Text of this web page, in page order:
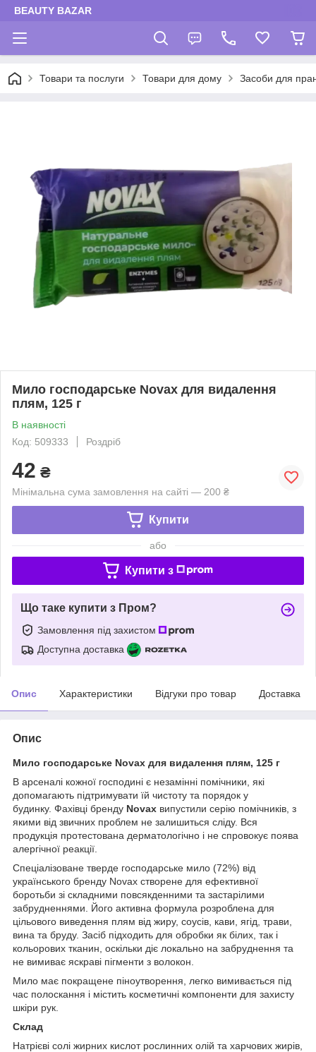
BEAUTY BAZAR
Товари та послуги Товари для дому Засоби для
Мило господарське Novax для видалення
плям, 125 г
В наявності
Код: 509333
Роздріб
42 ₴
Мінімальна сума замовлення на сайті — 200 ₴
Купити
або
Купити з
Що таке купити з Пром?
Замовлення під захистом
Доступна доставка
Опис Характеристики Відгуки про товар Доставка
Опис
Мило господарське Novax для видалення плям, 125 г
В арсеналі кожної господині є незамінні помічники, які
допомагають підтримувати їй чистоту та порядок у
будинку. Фахівці бренду Novax випустили серію помічників, з
якими від звичних проблем не залишиться сліду. Вся
продукція протестована дерматологічно і не спровокує поява
алергічної реакції.
Спеціалізоване тверде господарське мило (72%) від
українського бренду Novax створене для ефективної
боротьби зі складними повсякденними та застарілими
забрудненнями. Його активна формула розроблена для
цільового виведення плям від жиру, соусів, кави, ягід, трави,
вина та бруду. Засіб підходить для обробки як білих, так і
кольорових тканин, оскільки діє локально на забруднення та
не вимиває яскраві пігменти з волокон.
Мило має покращене піноутворення, легко вимивається під
час полоскання і містить косметичні компоненти для захисту
шкіри рук.
Склад
Натрієві солі жирних кислот рослинних олій та харчових жирів,